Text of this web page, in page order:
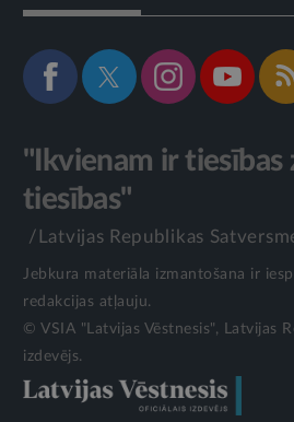
"Ikvienam ir tiesības
tiesības"
/Latvijas Republikas
Jebkura materiāla izmantošana ir
redakcijas atļauju.
© VSIA "Latvijas Vēstnesis", Latvijas
izdevējs.